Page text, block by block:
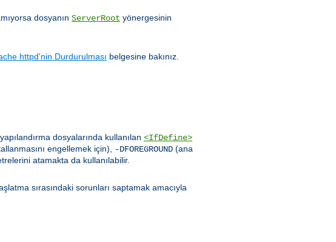
dosyanın ServerRoot yönergesinin
httpd'nin Durdurulması belgesine bakınız.
dosyalarında kullanılan <IfDefine>
engellemek için), -DFOREGROUND (ana
atamakta da kullanılabilir.
sırasındaki sorunları saptamak amacıyla